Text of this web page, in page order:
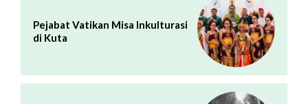
Pejabat Vatikan Misa Inkulturasi
di Kuta